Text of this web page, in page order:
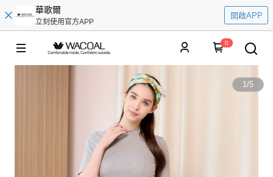
華歌爾
立刻使用官方APP
開啟APP
0
1/5